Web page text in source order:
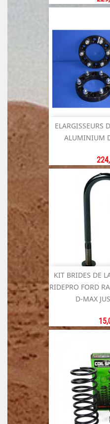
ELARGISSEURS
ALUMINIUM
Prix
KIT BRIDES DE
RIDEPRO FORD
D-MAX